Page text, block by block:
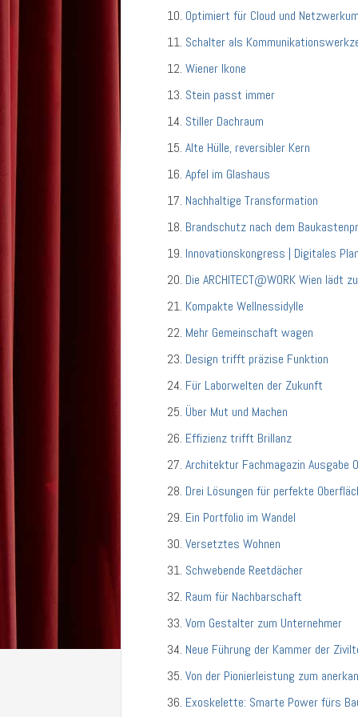
Optimiert für Cloud und
Schalter als
Wiener Ikone
Stein passt immer
Stiller Dachraum
Alte Hülle, reversibler Kern
Apfel im Glashaus
Nachhaltige Transformation
Brandschutz nach dem
Innovationskongress | Digitales
Die ARCHITECT@WORK Wien lädt
Kompakte Wellnessidylle
Mehr Gemeinschaft wagen
Design trifft präzise Funktion
Für Laborwelten der Zukunft
Über Mut und Machen
Effizienz trifft Brillanz
Architektur Fachmagazin Ausgabe
Drei Lösungen für perfekte
Ein Portfolio im Wandel
Versetztes Wohnen
Schwebende Reetdächer
Raum für Nachbarschaft
Vom Gestalter zum Unternehmer
Neue Führung der Kammer der
Von der Pionierleistung zum
Exoskelette: Smarte Power fürs